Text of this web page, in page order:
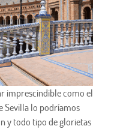
imprescindible como el
Sevilla lo podríamos
y todo tipo de glorietas